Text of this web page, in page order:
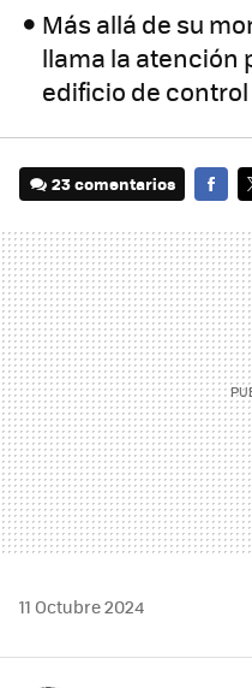
Más allá de su
llama la atención
edificio de
23 comentarios
11 Octubre 2024